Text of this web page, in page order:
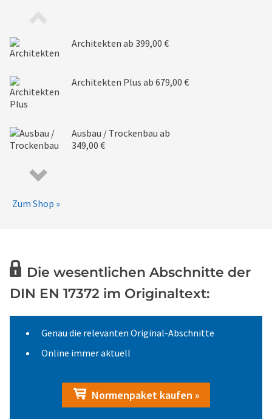
Architekten ab 399,00 €
Architekten Plus ab 679,00 €
Ausbau / Trockenbau ab
349,00 €
Zum Shop »
Die wesentlichen Abschnitte der
DIN EN 17372 im Originaltext:
Genau die relevanten Original-Abschnitte
Online immer aktuell
Normenpaket kaufen »